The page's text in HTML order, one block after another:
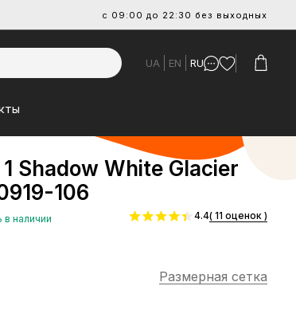
с 09:00 до 22:30 без выходных
UA EN RU
Shadow White Glacier
106
в наличии 4.4( 11 оценок )
Размерная сетка